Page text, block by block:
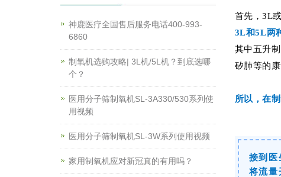
首先，3L
3L和5L两
其中五升
矽肺等的
所以，在
接到医
将流量
神鹿医疗全国售后服务电话400-993-
6860
制氧机选购攻略| 3L机/5L机？到底选哪
个？
医用分子筛制氧机SL-3A330/530系列使
用视频
医用分子筛制氧机SL-3W系列使用视频
家用制氧机应对新冠真的有用吗？